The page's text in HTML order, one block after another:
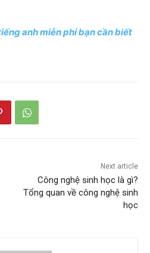
anh miễn phí bạn cần biết
Next article
Công nghệ sinh học là gì?
Tổng quan về công nghệ sinh
học